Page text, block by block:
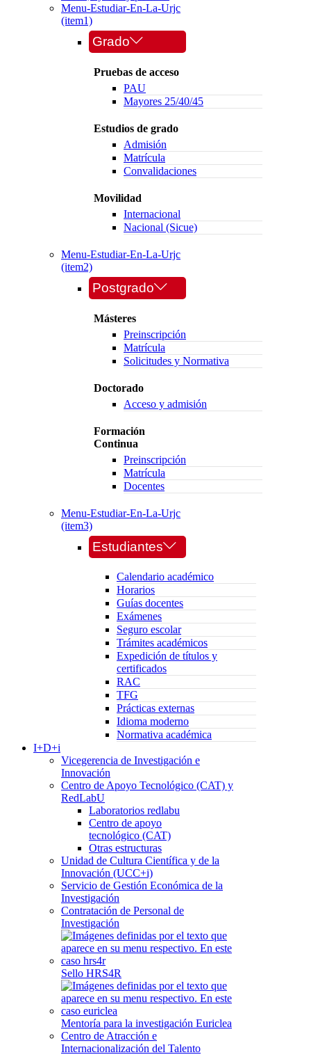
Menu-Estudiar-En-La-Urjc
(item1)
Grado
Pruebas de acceso
PAU
Mayores 25/40/45
Estudios de grado
Admisión
Matrícula
Convalidaciones
Movilidad
Internacional
Nacional (Sicue)
Menu-Estudiar-En-La-Urjc
(item2)
Postgrado
Másteres
Preinscripción
Matrícula
Solicitudes y Normativa
Doctorado
Acceso y admisión
Formación
Continua
Preinscripción
Matrícula
Docentes
Menu-Estudiar-En-La-Urjc
(item3)
Estudiantes
Calendario académico
Horarios
Guías docentes
Exámenes
Seguro escolar
Trámites académicos
Expedición de títulos y
certificados
RAC
TFG
Prácticas externas
Idioma moderno
Normativa académica
I+D+i
Vicegerencia de Investigación e
Innovación
Centro de Apoyo Tecnológico (CAT) y
RedLabU
Laboratorios redlabu
Centro de apoyo
tecnológico (CAT)
Otras estructuras
Unidad de Cultura Científica y de la
Innovación (UCC+i)
Servicio de Gestión Económica de la
Investigación
Contratación de Personal de
Investigación
Sello HRS4R
Mentoría para la investigación Euriclea
Centro de Atracción e
Internacionalización del Talento